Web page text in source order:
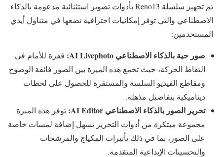
تم تجهيز سلسلة Reno13 بأدوات تصوير استثنائية مدعومة بالذكاء
الاصطناعي والتي توفر إمكانيات احترافية تضعها في متناول أيدي
المستخدمين:
صور حية بالذكاء الاصطناعي AI Livephoto
: قفزة للأمام في
التقاط الحركة، حيث تجمع هذه الميزة بين الصور فائقة الوضوح
ومقاطع الفيديو السلسة والمستقرة للحصول على لحظات
ديناميكية بتفاصيل مذهلة.
تحرير الصور بالذكاء الاصطناعي AI Editor
: توفر هذه الميزة
مجموعة مبتكرة من أدوات التحرير تسهل إضافة لمسات خاصة
على الصور، بما في ذلك تأثيرات المكياج والمرشحات
والتحسينات الإبداعية المتقدمة.